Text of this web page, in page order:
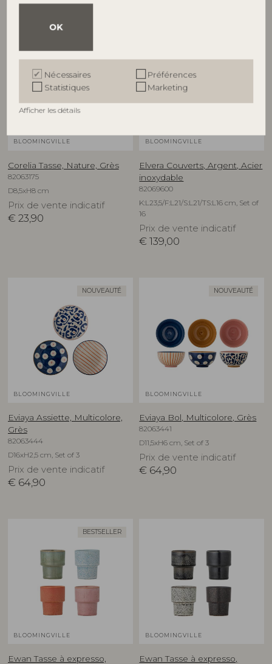
OK
Nécessaires
Préférences
Statistiques
Marketing
Afficher les détails
BLOOMINGVILLE
Corelia Tasse, Nature, Grès
82063175
D8,5xH8 cm
Prix de vente indicatif
€ 23,90
BLOOMINGVILLE
Elvera Couverts, Argent, Acier
inoxydable
82069600
K:L23,5/F:L21/S:L21/TS:L16 cm, Set of
16
Prix de vente indicatif
€ 139,00
NOUVEAUTÉ
BLOOMINGVILLE
Eviaya Assiette, Multicolore,
Grès
82063444
D16xH2,5 cm, Set of 3
Prix de vente indicatif
€ 64,90
NOUVEAUTÉ
BLOOMINGVILLE
Eviaya Bol, Multicolore, Grès
82063441
D11,5xH6 cm, Set of 3
Prix de vente indicatif
€ 64,90
BESTSELLER
BLOOMINGVILLE
Ewan Tasse à expresso,
BLOOMINGVILLE
Ewan Tasse à expresso,